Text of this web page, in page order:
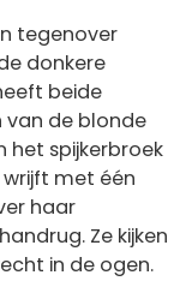
tegenover
donkere
beide
van de blonde
het spijkerbroek
met één
haar
Ze kijken
in de ogen.